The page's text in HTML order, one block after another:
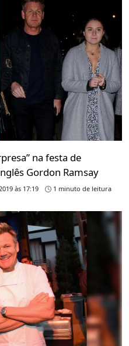
na festa de
Gordon Ramsay
às 17:19 1 minuto de leitura